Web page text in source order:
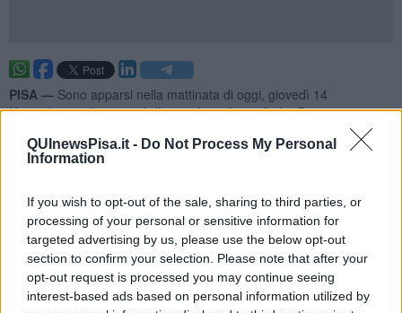
QUInewsPisa.it - Do Not Process My Personal
Information
If you wish to opt-out of the sale, sharing to third parties, or
processing of your personal or sensitive information for
targeted advertising by us, please use the below opt-out
section to confirm your selection. Please note that after your
opt-out request is processed you may continue seeing
interest-based ads based on personal information utilized by
PISA — Sono apparsi nella mattinata di oggi, giovedì 14
Novembre, nellazona della stazione ferroviaria. Forse una
provocazione, da parte di autori che, per il momento, restano
ignoti.
segnaletica verticale, che vorrebbe mettere in guardia passanti e
forze dell'ordine sui movimenti sospetti nelle vicinanze della
stazione.